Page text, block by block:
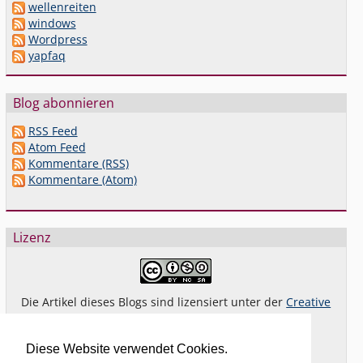
Diese Website verwendet Cookies.
wellenreiten
windows
Wordpress
yapfaq
Blog abonnieren
RSS Feed
Atom Feed
Kommentare (RSS)
Kommentare (Atom)
Lizenz
Die Artikel dieses Blogs sind lizensiert unter derCreative
Das giltnichtfür Bilder oder (andere) erkennbare